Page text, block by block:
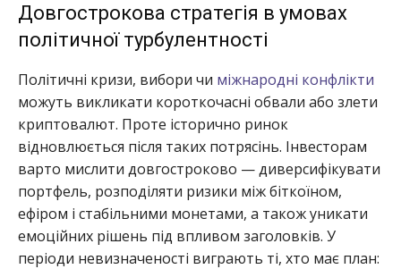
Довгострокова стратегія в умовах
політичної турбулентності
Політичні кризи, вибори чи міжнародні конфлікти
можуть викликати короткочасні обвали або злети
криптовалют. Проте історично ринок
відновлюється після таких потрясінь. Інвесторам
варто мислити довгостроково — диверсифікувати
портфель, розподіляти ризики між біткоїном,
ефіром і стабільними монетами, а також уникати
емоційних рішень під впливом заголовків. У
періоди невизначеності виграють ті, хто має план: